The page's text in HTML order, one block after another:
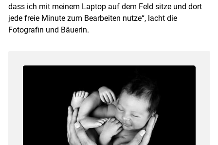
dass ich mit meinem Laptop auf dem Feld sitze und dort
jede freie Minute zum Bearbeiten nutze“, lacht die
Fotografin und Bäuerin.